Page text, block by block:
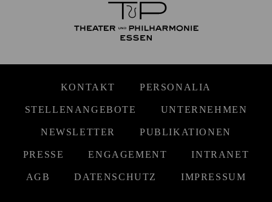
KONTAKT PERSONALIA
STELLENANGEBOTE UNTERNEHMEN
NEWSLETTER PUBLIKATIONEN
PRESSE ENGAGEMENT INTRANET
AGB DATENSCHUTZ IMPRESSUM